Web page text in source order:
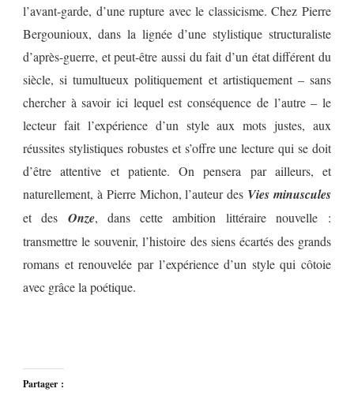
l’avant-garde, d’une rupture avec le classicisme. Chez Pierre
Bergounioux, dans la lignée d’une stylistique structuraliste
d’après-guerre, et peut-être aussi du fait d’un état différent du
siècle, si tumultueux politiquement et artistiquement – sans
chercher à savoir ici lequel est conséquence de l’autre – le
lecteur fait l’expérience d’un style aux mots justes, aux
réussites stylistiques robustes et s’offre une lecture qui se doit
d’être attentive et patiente. On pensera par ailleurs, et
naturellement, à Pierre Michon, l’auteur des Vies minuscules
et des Onze, dans cette ambition littéraire nouvelle :
transmettre le souvenir, l’histoire des siens écartés des grands
romans et renouvelée par l’expérience d’un style qui côtoie
avec grâce la poétique.
Partager :